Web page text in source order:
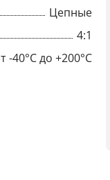
Цепные
4:1
-40°C до +200°C